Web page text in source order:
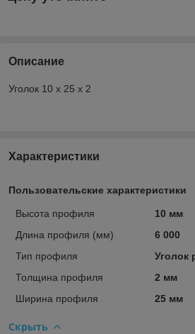
Описание
Уголок 10 x 25 x 2
Характеристики
Пользовательские характеристики
Высота профиля
10 мм
Длина профиля (мм)
6 000
Тип профиля
Уголок
Толщина профиля
2 мм
Ширина профиля
25 мм
Скрыть